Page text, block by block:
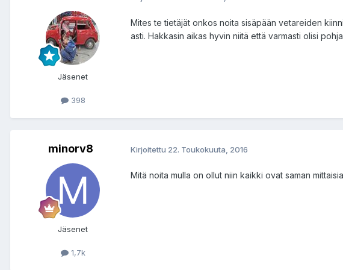
Jäsenet
398
Mites te tietäjät onkos noita sisäpään vetareiden
asti. Hakkasin aikas hyvin niitä että varmasti olisi
minorv8
Jäsenet
1,7k
Kirjoitettu 22. Toukokuuta, 2016
Mitä noita mulla on ollut niin kaikki ovat saman